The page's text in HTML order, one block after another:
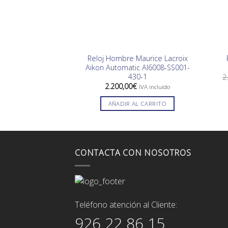
Reloj Hombre Maurice Lacroix
Aikon Automatic AI6008-SS001-
430-1
2.200,00€ IVA incluido
AÑADIR AL CARRITO
CONTACTA CON NOSOTROS
Teléfono atención al Cliente:
926 22 86 15